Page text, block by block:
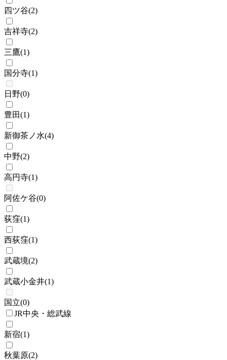
四ツ谷(2)
吉祥寺(2)
三鷹(1)
国分寺(1)
日野(0)
豊田(1)
新御茶ノ水(4)
中野(2)
高円寺(1)
阿佐ケ谷(0)
荻窪(1)
西荻窪(1)
武蔵境(2)
武蔵小金井(1)
国立(0)
JR中央・総武線
新宿(1)
秋葉原(2)